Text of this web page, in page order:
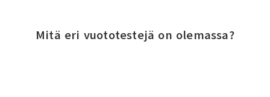
Mitä eri vuototestejä on olemassa?